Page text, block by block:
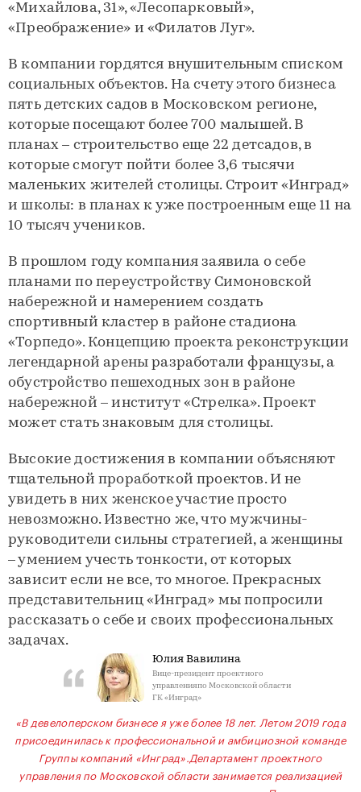
«Михайлова, 31», «Лесопарковый»,
«Преображение» и «Филатов Луг».
В компании гордятся внушительным списком
социальных объектов. На счету этого бизнеса
пять детских садов в Московском регионе,
которые посещают более 700 малышей. В
планах – строительство еще 22 детсадов, в
которые смогут пойти более 3,6 тысячи
маленьких жителей столицы. Строит «Инград»
и школы: в планах к уже построенным еще 11 на
10 тысяч учеников.
В прошлом году компания заявила о себе
планами по переустройству Симоновской
набережной и намерением создать
спортивный кластер в районе стадиона
«Торпедо». Концепцию проекта реконструкции
легендарной арены разработали французы, а
обустройство пешеходных зон в районе
набережной – институт «Стрелка». Проект
может стать знаковым для столицы.
Высокие достижения в компании объясняют
тщательной проработкой проектов. И не
увидеть в них женское участие просто
невозможно. Известно же, что мужчины-
руководители сильны стратегией, а женщины
– умением учесть тонкости, от которых
зависит если не все, то многое. Прекрасных
представительниц «Инград» мы попросили
рассказать о себе и своих профессиональных
задачах.
Юлия Вавилина
Вице-президент проектного
управленияпо Московской области
ГК «Инград»
«В девелоперском бизнесе я уже более 18 лет. Летом 2019 года
присоединилась к профессиональной и амбициозной команде
Группы компаний «Инград».Департамент проектного
управления по Московской области занимается реализацией